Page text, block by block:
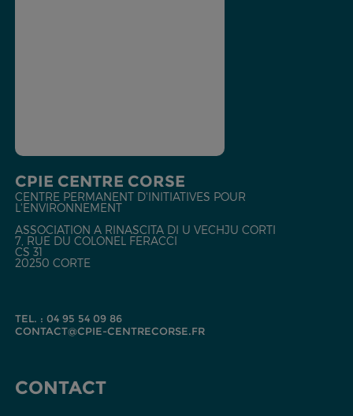
CPIE CENTRE CORSE
CENTRE PERMANENT D'INITIATIVES POUR
L'ENVIRONNEMENT
ASSOCIATION A RINASCITA DI U VECHJU CORTI
7, RUE DU COLONEL FERACCI
CS 31
20250 CORTE
TEL. : 04 95 54 09 86
CONTACT@CPIE-CENTRECORSE.FR
CONTACT